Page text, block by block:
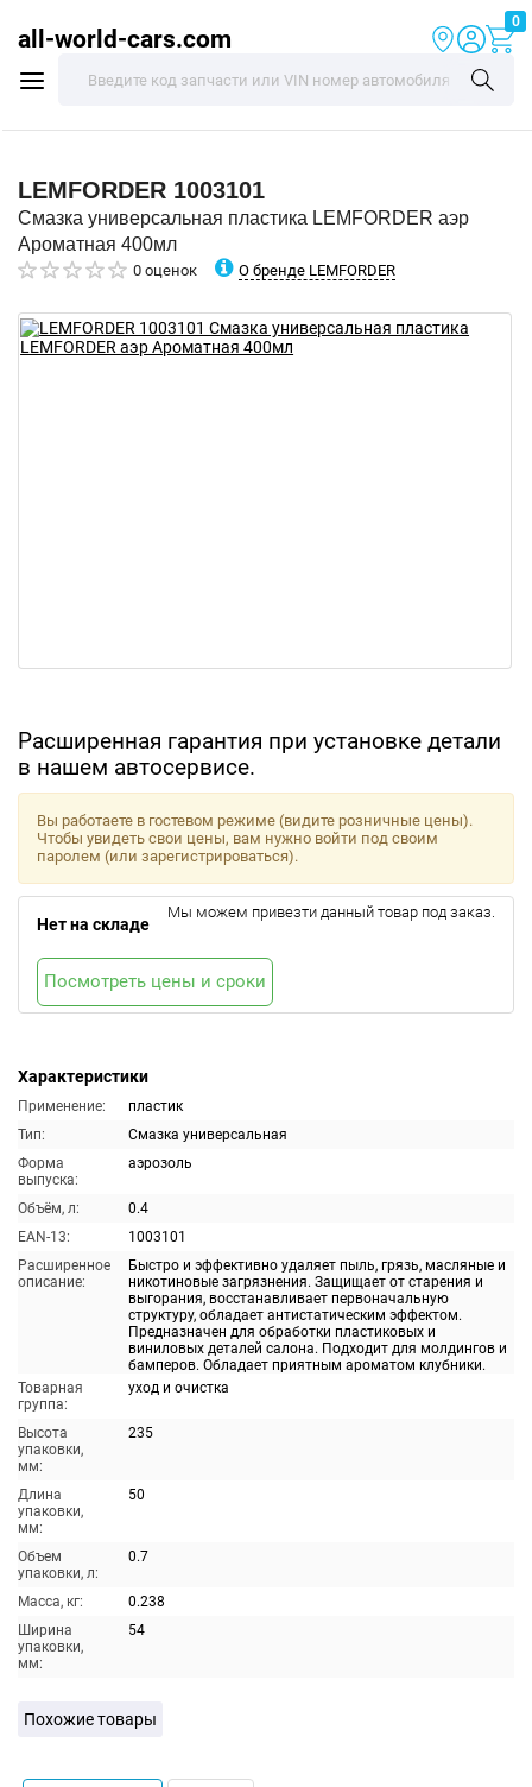
all-world-cars.com
0
LEMFORDER 1003101
Смазка универсальная пластика LEMFORDER аэр
Ароматная 400мл
0 оценок О бренде LEMFORDER
Расширенная гарантия при установке детали
в нашем автосервисе.
Характеристики
Применение:
пластик
Тип:
Смазка универсальная
Форма
выпуска:
аэрозоль
Объём, л:
0.4
EAN-13:
1003101
Расширенное
описание:
Быстро и эффективно удаляет пыль, грязь, масляные и
никотиновые загрязнения. Защищает от старения и
выгорания, восстанавливает первоначальную
структуру, обладает антистатическим эффектом.
Предназначен для обработки пластиковых и
виниловых деталей салона. Подходит для молдингов и
бамперов. Обладает приятным ароматом клубники.
Товарная
группа:
уход и очистка
Высота
упаковки,
мм:
235
Длина
упаковки,
мм:
50
Объем
упаковки, л:
0.7
Масса, кг:
0.238
Ширина
упаковки,
мм:
54
Вы работаете в гостевом режиме (видите розничные цены).
Чтобы увидеть свои цены, вам нужно войти под своим
паролем (или зарегистрироваться).
Нет на складе
Мы можем привезти данный товар под заказ.
Посмотреть цены и сроки
Похожие товары